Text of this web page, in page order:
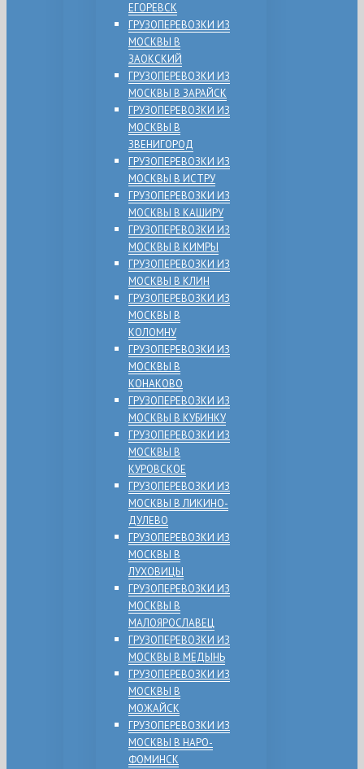
ЕГОРЕВСК
ГРУЗОПЕРЕВОЗКИ ИЗ
МОСКВЫ В
ЗАОКСКИЙ
ГРУЗОПЕРЕВОЗКИ ИЗ
МОСКВЫ В ЗАРАЙСК
ГРУЗОПЕРЕВОЗКИ ИЗ
МОСКВЫ В
ЗВЕНИГОРОД
ГРУЗОПЕРЕВОЗКИ ИЗ
МОСКВЫ В ИСТРУ
ГРУЗОПЕРЕВОЗКИ ИЗ
МОСКВЫ В КАШИРУ
ГРУЗОПЕРЕВОЗКИ ИЗ
МОСКВЫ В КИМРЫ
ГРУЗОПЕРЕВОЗКИ ИЗ
МОСКВЫ В КЛИН
ГРУЗОПЕРЕВОЗКИ ИЗ
МОСКВЫ В
КОЛОМНУ
ГРУЗОПЕРЕВОЗКИ ИЗ
МОСКВЫ В
КОНАКОВО
ГРУЗОПЕРЕВОЗКИ ИЗ
МОСКВЫ В КУБИНКУ
ГРУЗОПЕРЕВОЗКИ ИЗ
МОСКВЫ В
КУРОВСКОЕ
ГРУЗОПЕРЕВОЗКИ ИЗ
МОСКВЫ В ЛИКИНО-
ДУЛЕВО
ГРУЗОПЕРЕВОЗКИ ИЗ
МОСКВЫ В
ЛУХОВИЦЫ
ГРУЗОПЕРЕВОЗКИ ИЗ
МОСКВЫ В
МАЛОЯРОСЛАВЕЦ
ГРУЗОПЕРЕВОЗКИ ИЗ
МОСКВЫ В МЕДЫНЬ
ГРУЗОПЕРЕВОЗКИ ИЗ
МОСКВЫ В
МОЖАЙСК
ГРУЗОПЕРЕВОЗКИ ИЗ
МОСКВЫ В НАРО-
ФОМИНСК